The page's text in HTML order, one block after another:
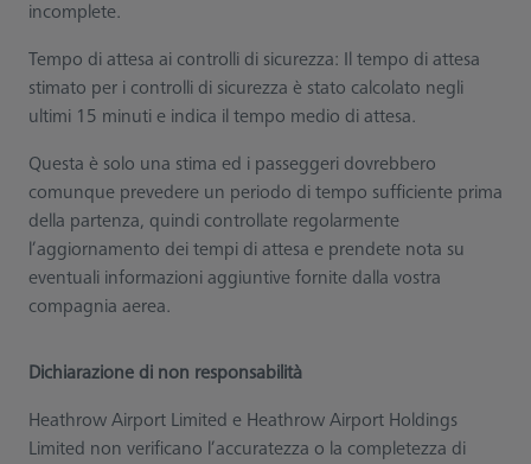
incomplete.
Tempo di attesa ai controlli di sicurezza: Il tempo di attesa
stimato per i controlli di sicurezza è stato calcolato negli
ultimi 15 minuti e indica il tempo medio di attesa.
Questa è solo una stima ed i passeggeri dovrebbero
comunque prevedere un periodo di tempo sufficiente prima
della partenza, quindi controllate regolarmente
l’aggiornamento dei tempi di attesa e prendete nota su
eventuali informazioni aggiuntive fornite dalla vostra
compagnia aerea.
Dichiarazione di non responsabilità
Heathrow Airport Limited e Heathrow Airport Holdings
Limited non verificano l’accuratezza o la completezza di